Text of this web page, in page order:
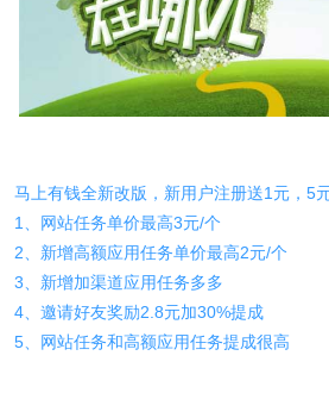
马上有钱全新改版，新用户注册送1元，5
1、网站任务单价最高3元/个
2、新增高额应用任务单价最高2元/个
3、新增加渠道应用任务多多
4、邀请好友奖励2.8元加30%提成
5、网站任务和高额应用任务提成很高